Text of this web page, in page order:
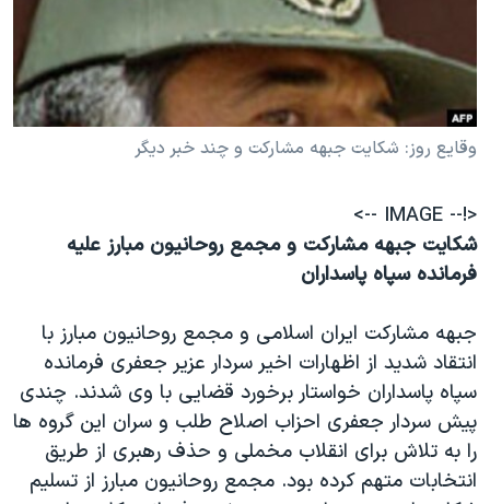
فرهنگ و زندگی
حقوق شهروندی
علم و فناوری
گالری عکس
آرشیو پخش زنده
انتخابات ریاست جمهوری آمریکا ۲۰۲۴
حمله جمهوری اسلامی به اسرائیل
رمز مهسا
اعتراضات زن، زندگی، آزادی
مجموعه مستندهای دادخواهی
دادگاه حمید نوری
چهل سال گروگان‌گیری
قانون شفافیت دارائی کادر رهبری ایران
اعتراضات مردمی آبان ۹۸
اسرائیل در جنگ
وقايع روز: شکايت جبهه مشاركت و چند خبر ديگر
<!-- IMAGE -->
شکايت جبهه مشاركت و مجمع روحانيون مبارز عليه
فرمانده سپاه پاسداران
جبهه مشاركت ايران اسلامى و مجمع روحانيون مبارز با
انتقاد شديد از اظهارات اخير سردار عزير جعفری فرمانده
سپاه پاسداران خواستار برخورد قضايى با وى شدند. چندی
پيش سردار جعفری احزاب اصلاح طلب و سران اين گروه ها
را به تلاش برای انقلاب مخملی و حذف رهبری از طريق
انتخابات متهم کرده بود. مجمع روحانيون مبارز از تسليم